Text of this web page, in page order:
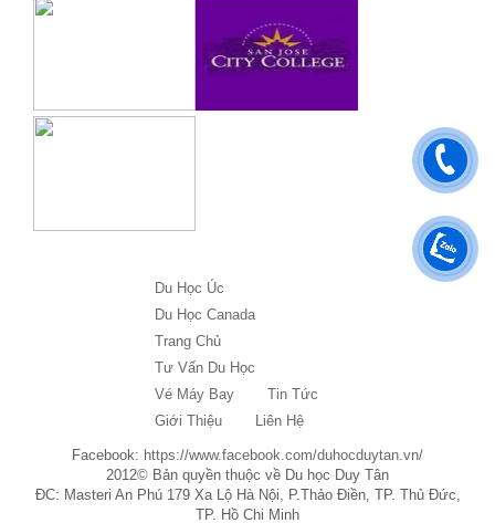
Du Học Úc
Du Học Canada
Trang Chủ
Tư Vấn Du Học
Vé Máy Bay
Tin Tức
Giới Thiệu
Liên Hệ
Facebook: https://www.facebook.com/duhocduytan.vn/
2012© Bản quyền thuộc về Du học Duy Tân
ĐC: Masteri An Phú 179 Xa Lộ Hà Nội, P.Thảo Điền, TP. Thủ Đức,
TP. Hồ Chi Minh